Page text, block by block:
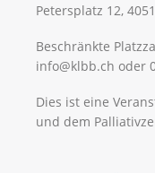
Petersplatz 12,
Beschränkte
info@klbb.ch oder
Dies ist eine
und dem